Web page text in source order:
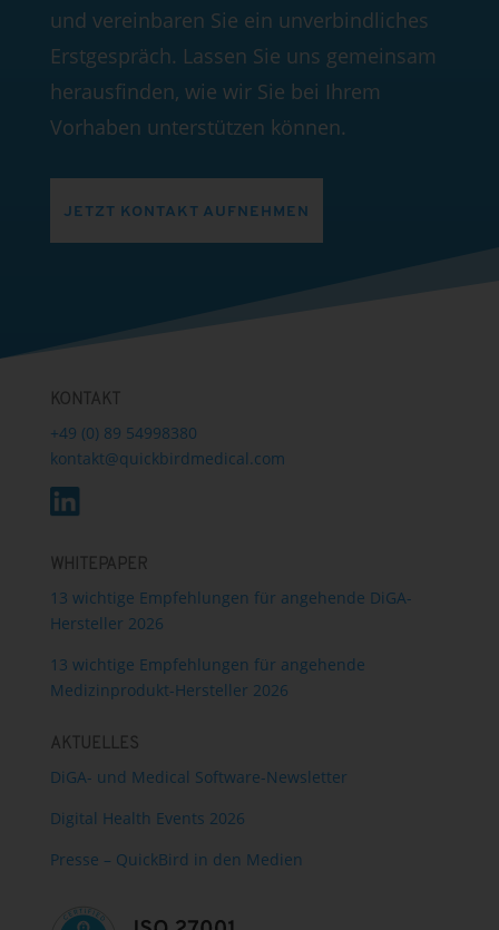
und vereinbaren Sie ein unverbindliches
Erstgespräch. Lassen Sie uns gemeinsam
herausfinden, wie wir Sie bei Ihrem
Vorhaben unterstützen können.
JETZT KONTAKT AUFNEHMEN
KONTAKT
+49 (0) 89 54998380
kontakt@quickbirdmedical.com
WHITEPAPER
13 wichtige Empfehlungen für angehende DiGA-
Hersteller 2026
13 wichtige Empfehlungen für angehende
Medizinprodukt-Hersteller 2026
AKTUELLES
DiGA- und Medical Software-Newsletter
Digital Health Events 2026
Presse – QuickBird in den Medien